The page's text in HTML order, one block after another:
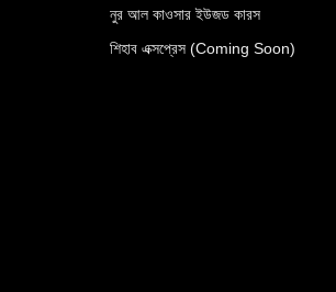
নুর আল কাওসার ইউজড কারস
শিহাব এক্সপ্রেস (Coming Soon)